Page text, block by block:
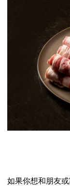
如果你想和朋友